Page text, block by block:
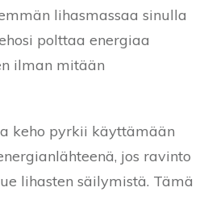
lihasmassaa sinulla
polttaa energiaa
ilman mitään
keho pyrkii käyttämään
jos ravinto
lihasten säilymistä. Tämä